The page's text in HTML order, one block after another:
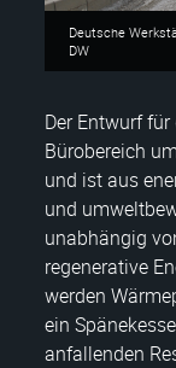
Deutsche
DW
Der Entwurf
Bürobereich
und ist aus
und
unabhängig
regenerative
werden
ein
anfallenden